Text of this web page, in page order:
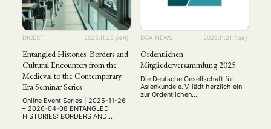
Beyond 從古典研究到當代挑戰：文
學、歷史、哲學、經濟、科技及其他
領域 Date: August 12–14, 2026 會
議時間：2026年8月12日至14日
Venue: The University of Hong
Kong, School of Chinese 會議地
點：香港大學中文學院 Registration
註冊網址: …
Integration at Dongguk University,
DIGEST 2025.11.28 {:en}
Entangled Histories: Borders and
Cultural Encounters from the
Medieval to the Contemporary
Era Seminar Series
Online Event Series | 2025-11-26
– 2026-04-08 ENTANGLED
HISTORIES: BORDERS AND
DGA NEWS 2025.11.21 {:de}
Ordentlichen
Mitgliederversammlung 2025
Die Deutsche Gesellschaft für
Asienkunde e. V. lädt herzlich ein
zur Ordentlichen